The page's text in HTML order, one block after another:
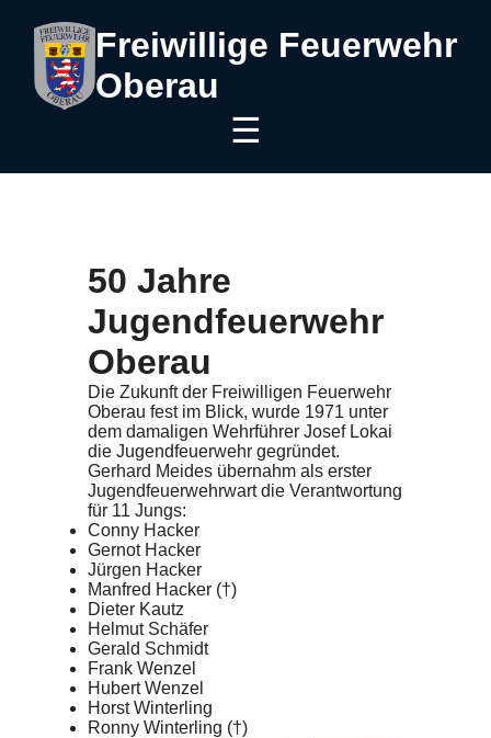
Freiwillige Feuerwehr
Oberau
☰
50 Jahre
Jugendfeuerwehr
Oberau
Die Zukunft der Freiwilligen Feuerwehr
Oberau fest im Blick, wurde 1971 unter
dem damaligen Wehrführer Josef Lokai
die Jugendfeuerwehr gegründet.
Gerhard Meides übernahm als erster
Jugendfeuerwehrwart die Verantwortung
für 11 Jungs:
Conny Hacker
Gernot Hacker
Jürgen Hacker
Manfred Hacker (†)
Dieter Kautz
Helmut Schäfer
Gerald Schmidt
Frank Wenzel
Hubert Wenzel
Horst Winterling
Ronny Winterling (†)